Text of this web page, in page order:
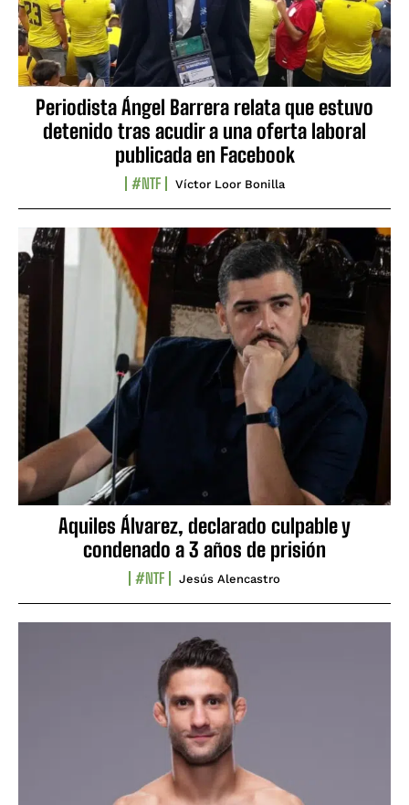
Periodista Ángel Barrera relata que estuvo
detenido tras acudir a una oferta laboral
publicada en Facebook
#NTF Víctor Loor Bonilla
Aquiles Álvarez, declarado culpable y
condenado a 3 años de prisión
#NTF Jesús Alencastro